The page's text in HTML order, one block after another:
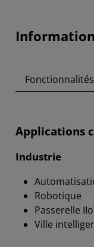
Applications
Industrie
Robotique
Passerelle
Ville